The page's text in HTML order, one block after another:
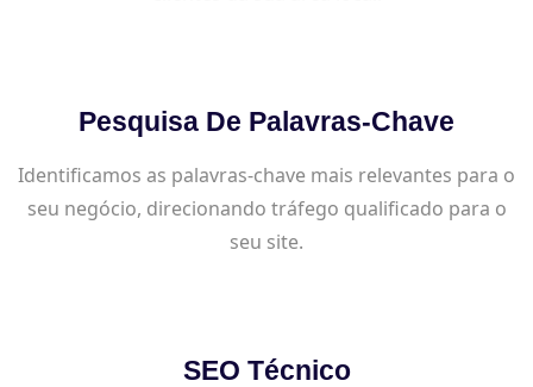
Pesquisa De Palavras-Chave
Identificamos as palavras-chave mais relevantes para o
seu negócio, direcionando tráfego qualificado para o
seu site.
SEO Técnico